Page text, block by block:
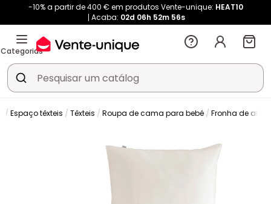
-10% a partir de 400 € em produtos Vente-unique: HEAT10
Acaba: 02d 06h 52m 56s
Categorias
Espaço têxteis Têxteis Roupa de cama para bebé Fronha de